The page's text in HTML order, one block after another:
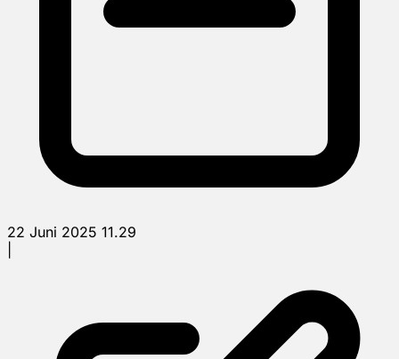
22 Juni 2025 11.29